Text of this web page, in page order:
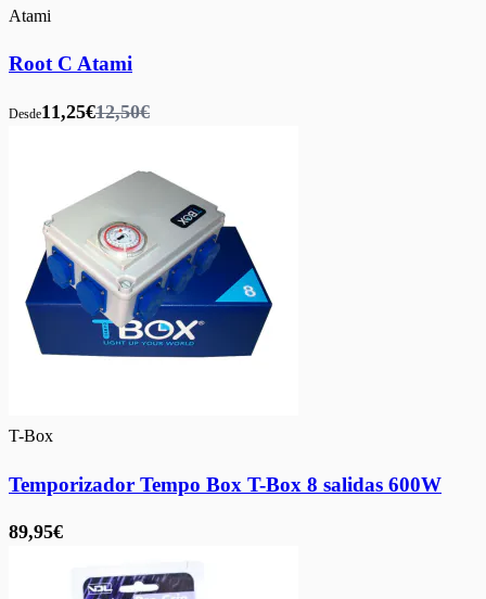
Atami
Root C Atami
Desde11,25€12,50€
T-Box
Temporizador Tempo Box T-Box 8 salidas 600W
89,95€